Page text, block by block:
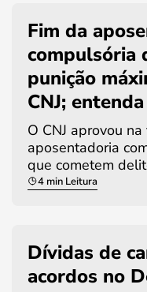
Fim da
compulsória
punição
CNJ; entenda
O CNJ aprovou
aposentadoria
que cometem
4 min Leitura
Dívidas de
acordos no